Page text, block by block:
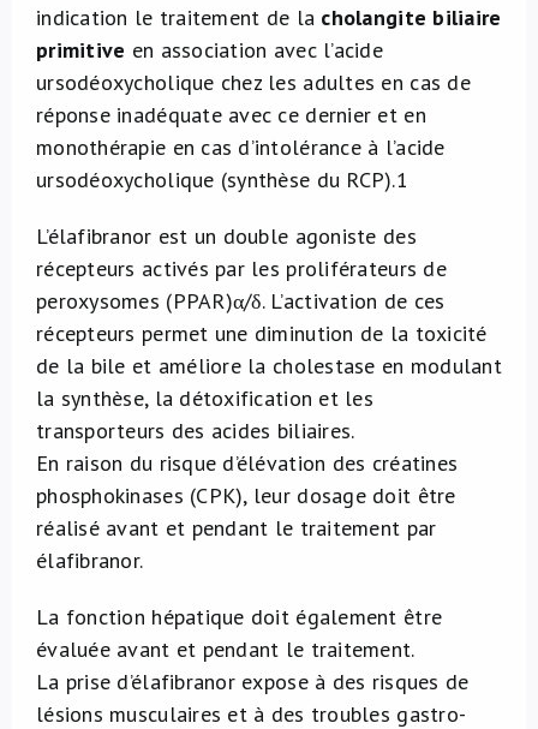
indication le traitement de la cholangite biliaire
primitive en association avec l’acide
ursodéoxycholique chez les adultes en cas de
réponse inadéquate avec ce dernier et en
monothérapie en cas d’intolérance à l’acide
ursodéoxycholique (synthèse du RCP).1
L’élafibranor est un double agoniste des
récepteurs activés par les proliférateurs de
peroxysomes (PPAR)α/δ. L’activation de ces
récepteurs permet une diminution de la toxicité
de la bile et améliore la cholestase en modulant
la synthèse, la détoxification et les
transporteurs des acides biliaires.
En raison du risque d’élévation des créatines
phosphokinases (CPK), leur dosage doit être
réalisé avant et pendant le traitement par
élafibranor.
La fonction hépatique doit également être
évaluée avant et pendant le traitement.
La prise d’élafibranor expose à des risques de
lésions musculaires et à des troubles gastro-